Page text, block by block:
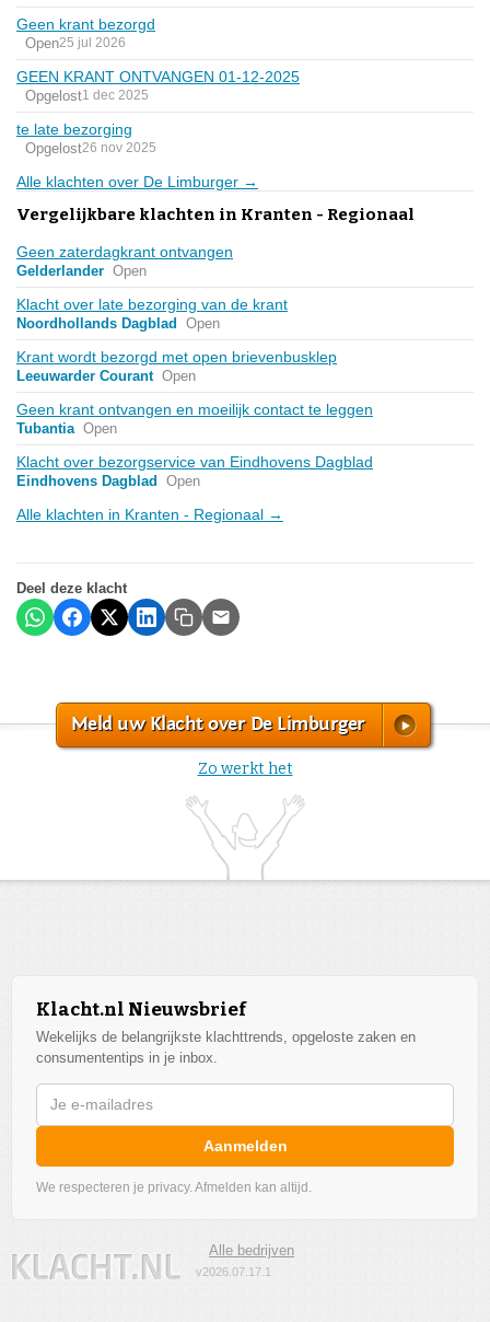
Geen krant bezorgd
Open25 jul 2026
GEEN KRANT ONTVANGEN 01-12-2025
Opgelost1 dec 2025
te late bezorging
Opgelost26 nov 2025
Alle klachten over De Limburger →
Vergelijkbare klachten in Kranten - Regionaal
Geen zaterdagkrant ontvangen
Gelderlander Open
Klacht over late bezorging van de krant
Noordhollands Dagblad Open
Krant wordt bezorgd met open brievenbusklep
Leeuwarder Courant Open
Geen krant ontvangen en moeilijk contact te leggen
Tubantia Open
Klacht over bezorgservice van Eindhovens Dagblad
Eindhovens Dagblad Open
Alle klachten in Kranten - Regionaal →
Deel deze klacht
Meld uw Klacht over De Limburger
Zo werkt het
Klacht.nl Nieuwsbrief
Wekelijks de belangrijkste klachttrends, opgeloste zaken en
consumententips in je inbox.
Aanmelden
We respecteren je privacy. Afmelden kan altijd.
Alle bedrijven
v2026.07.17.1